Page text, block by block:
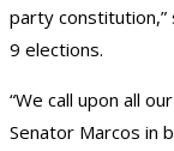
party constitution,”
9 elections.
“We call upon all
Senator Marcos in